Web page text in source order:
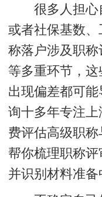
很多人担心自
或者社保基数
称落户涉及职
等多重环节，
出现偏差都可
询十多年专注
费评估高级职称
帮你梳理职称评
并识别材料准备